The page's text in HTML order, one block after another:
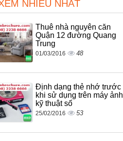
NHIỀU NHẤT
Thuê nhà nguyên căn
Quận 12 đường Quang
Trung
01/03/2016 48
Định dạng thẻ nhớ trước
khi sử dụng trên máy ảnh
kỹ thuật số
25/02/2016 53